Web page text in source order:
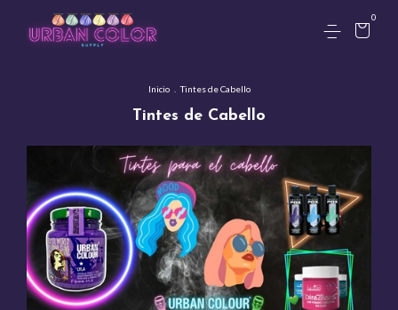
0
Inicio Tintes de Cabello
Tintes de Cabello